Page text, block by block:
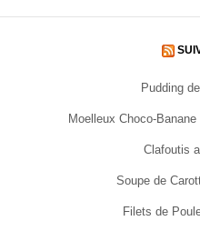
Pudding
Moelleux Choco-
Clafoutis
Soupe de
Filets de